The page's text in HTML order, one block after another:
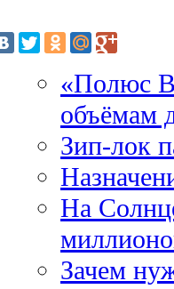
«Полюс
объёмам
Зип-лок
На
Зачем